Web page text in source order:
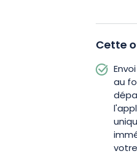
nous
reste
Le jeu
ou en
Cette
au